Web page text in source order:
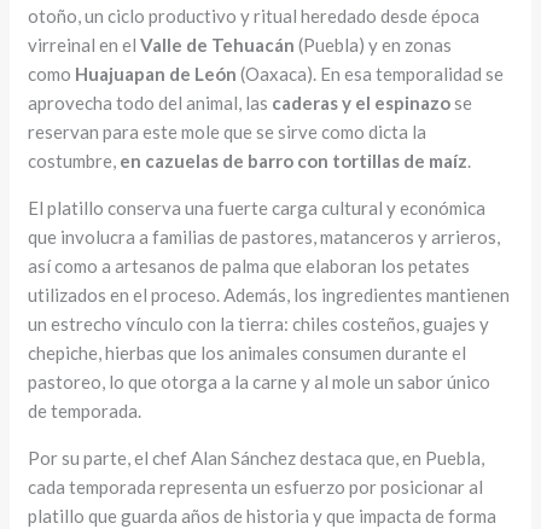
otoño, un ciclo productivo y ritual heredado desde época
virreinal en elValle de Tehuacán (Puebla) y en zonas
como Huajuapan de León (Oaxaca). En esa temporalidad se
aprovecha todo del animal, las caderas y el espinazose
reservan para este mole que se sirve como dicta la
costumbre, en cazuelas de barro con tortillas de maíz.
El platillo conserva una fuerte carga cultural y económica
que involucra a familias de pastores, matanceros y arrieros,
así como a artesanos de palma que elaboran los petates
utilizados en el proceso. Además, los ingredientes mantienen
un estrecho vínculo con la tierra: chiles costeños, guajes y
chepiche, hierbas que los animales consumen durante el
pastoreo, lo que otorga a la carne y al mole un sabor único
de temporada.
Por su parte, el chef Alan Sánchez destaca que, en Puebla,
cada temporada representa un esfuerzo por posicionar al
platillo que guarda años de historia y que impacta de forma